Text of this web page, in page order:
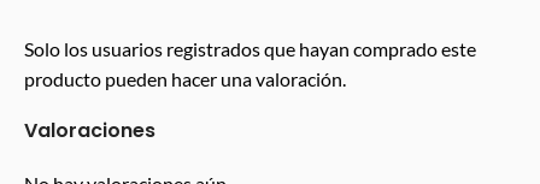
Valoraciones
Solo los usuarios registrados que hayan comprado este
producto pueden hacer una valoración.